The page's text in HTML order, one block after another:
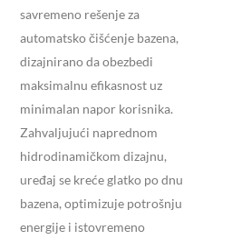
savremeno rešenje za
automatsko čišćenje bazena,
dizajnirano da obezbedi
maksimalnu efikasnost uz
minimalan napor korisnika.
Zahvaljujući naprednom
hidrodinamičkom dizajnu,
uređaj se kreće glatko po dnu
bazena, optimizuje potrošnju
energije i istovremeno